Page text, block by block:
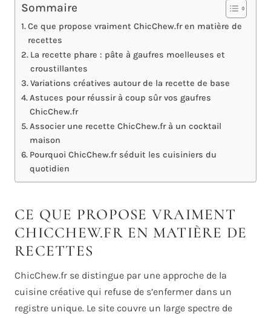
Sommaire
Ce que propose vraiment ChicChew.fr en matière de
recettes
La recette phare : pâte à gaufres moelleuses et
croustillantes
Variations créatives autour de la recette de base
Astuces pour réussir à coup sûr vos gaufres
ChicChew.fr
Associer une recette ChicChew.fr à un cocktail
maison
Pourquoi ChicChew.fr séduit les cuisiniers du
quotidien
CE QUE PROPOSE VRAIMENT
CHICCHEW.FR EN MATIÈRE DE
RECETTES
ChicChew.fr se distingue par une approche de la
cuisine créative qui refuse de s’enfermer dans un
registre unique. Le site couvre un large spectre de